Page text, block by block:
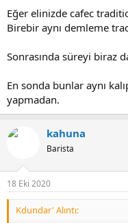
Eğer elinizde cafec
Birebir aynı demleme
Sonrasında süreyi biraz
En sonda bunlar aynı
yapmadan.
kahuna
Barista
18 Eki 2020
Kdundar' Alıntı: